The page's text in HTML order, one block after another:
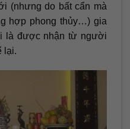
(nhưng do bất cẩn mà
hợp phong thủy…) gia
là được nhận từ người
lại.